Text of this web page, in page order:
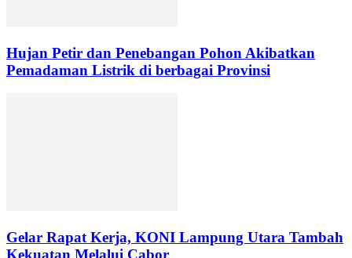
Hujan Petir dan Penebangan Pohon Akibatkan
Pemadaman Listrik di berbagai Provinsi
Gelar Rapat Kerja, KONI Lampung Utara Tambah
Kekuatan Melalui Cabor